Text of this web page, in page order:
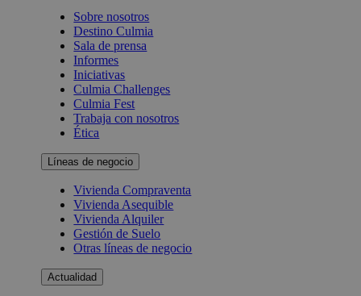
Sobre nosotros
Destino Culmia
Sala de prensa
Informes
Iniciativas
Culmia Challenges
Culmia Fest
Trabaja con nosotros
Ética
Líneas de negocio
Vivienda Compraventa
Vivienda Asequible
Vivienda Alquiler
Gestión de Suelo
Otras líneas de negocio
Actualidad